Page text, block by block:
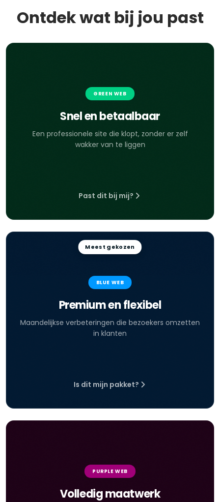
Ontdek wat bij jou past
GREEN WEB
Snel en betaalbaar
Een professionele site die klopt, zonder er zelf
wakker van te liggen
Past dit bij mij?
Meest gekozen
BLUE WEB
Premium en flexibel
Maandelijkse verbeteringen die bezoekers omzetten
in klanten
Is dit mijn pakket?
PURPLE WEB
Volledig maatwerk